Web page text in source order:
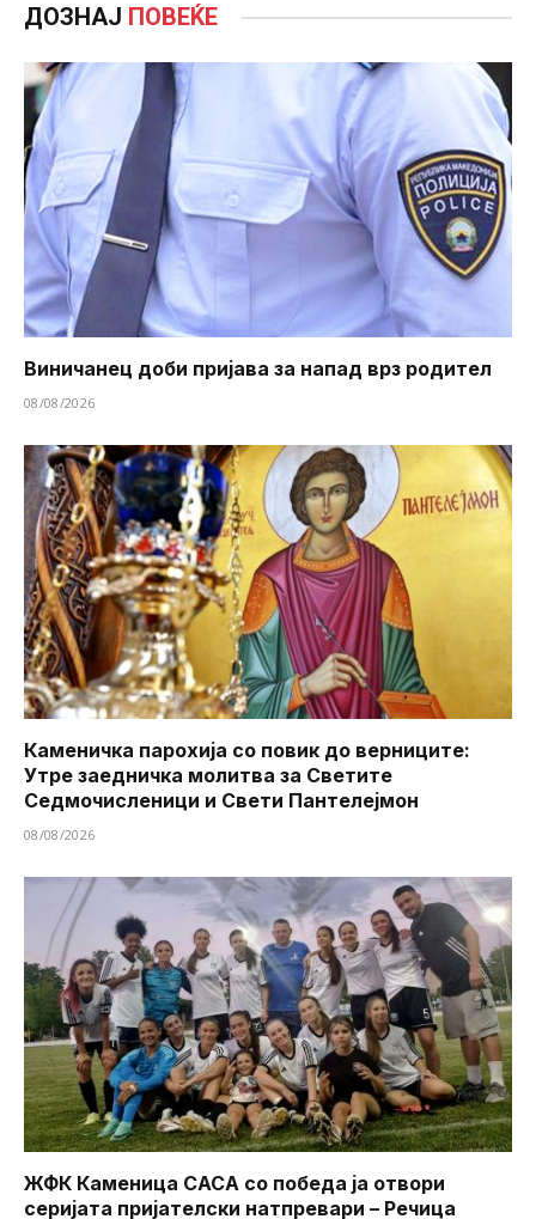
ДОЗНАЈ ПОВЕЌЕ
Виничанец доби пријава за напад врз родител
08/08/2026
Каменичка парохија со повик до верниците:
Утре заедничка молитва за Светите
Седмочисленици и Свети Пантелејмон
08/08/2026
ЖФК Каменица САСА со победа ја отвори
серијата пријателски натпревари – Речица